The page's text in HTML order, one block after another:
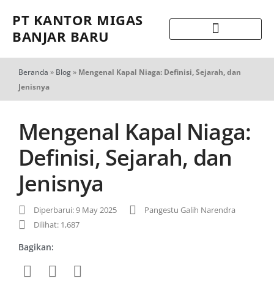
PT KANTOR MIGAS
BANJAR BARU
Beranda » Blog» Mengenal Kapal Niaga: Definisi, Sejarah, dan
Jenisnya
Mengenal Kapal Niaga:
Definisi, Sejarah, dan
Jenisnya
Diperbarui: 9 May 2025
Pangestu Galih Narendra
Dilihat: 1,687
Bagikan: